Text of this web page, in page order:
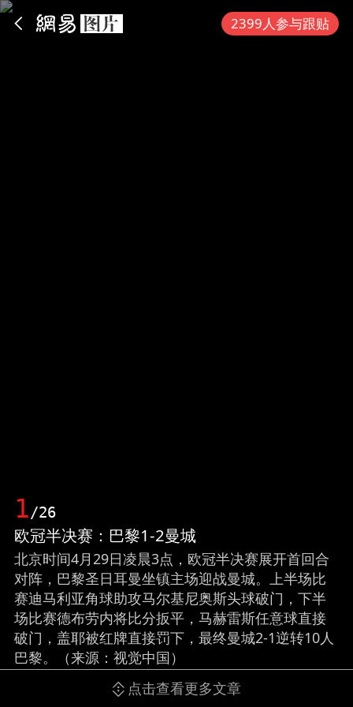
2399人参与跟贴
1/26
欧冠半决赛：巴黎1-2曼城
北京时间4月29日凌晨3点，欧冠半决赛展开首回合
对阵，巴黎圣日耳曼坐镇主场迎战曼城。上半场比
赛迪马利亚角球助攻马尔基尼奥斯头球破门，下半
场比赛德布劳内将比分扳平，马赫雷斯任意球直接
破门，盖耶被红牌直接罚下，最终曼城2-1逆转10人
巴黎。（来源：视觉中国）
点击查看更多文章
App内打开